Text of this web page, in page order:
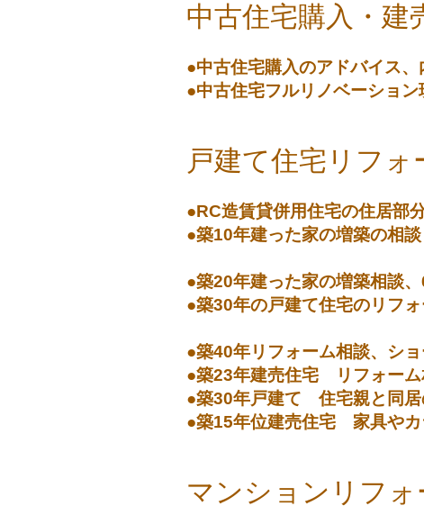
中古住宅購入・建
●中古住宅購入のアドバイス
●中古住宅フルリノベーショ
戸建て住宅リフ
●RC造賃貸併用住宅の住居部
●築10年建った家の増築の相
30代後
●築20年建った家の増築相談、
●築30年の戸建て住宅のリフ
50代
●築40年リフォーム相談、シ
●築23年建売住宅 リフォー
●築30年戸建て 住宅親と同居
●築15年位建売住宅 家具やカ
マンションリフ